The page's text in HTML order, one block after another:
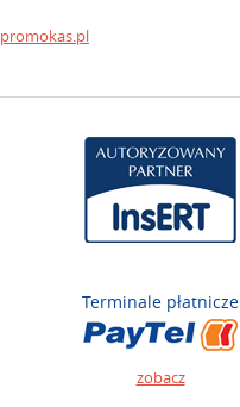
Terminale płatnicze
zobacz